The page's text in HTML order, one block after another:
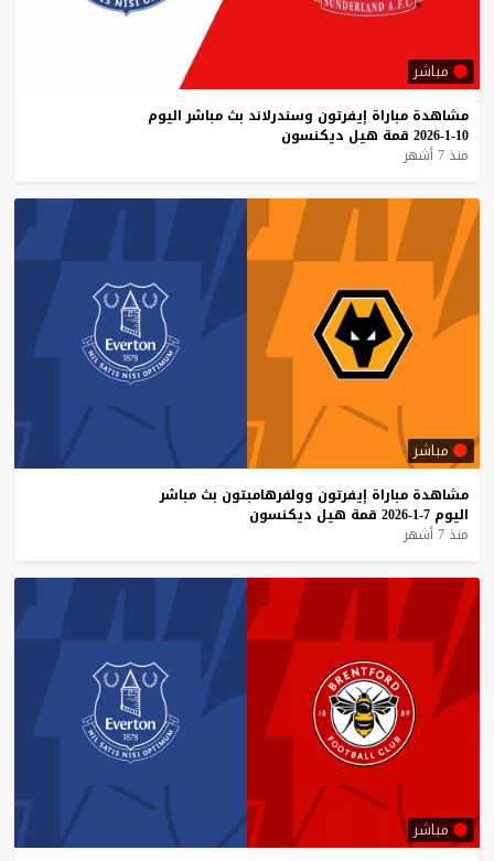
مباشر
مشاهدة مباراة إيفرتون وسندرلاند بث مباشر اليوم
10-1-2026
قمة هيل ديكنسون
منذ 7 أشهر
مباشر
مشاهدة مباراة إيفرتون وولفرهامبتون بث مباشر
اليوم 7-1-2026 قمة هيل ديكنسون
منذ 7 أشهر
مباشر